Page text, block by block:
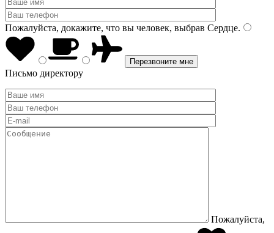
Пожалуйста, докажите, что вы человек, выбрав Сердце.
Письмо директору
Пожалуйста,